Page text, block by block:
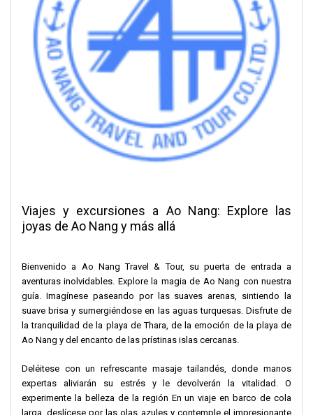
Viajes y excursiones a Ao Nang: Explore las
joyas de Ao Nang y más allá
Bienvenido a Ao Nang Travel & Tour, su puerta de entrada a
aventuras inolvidables. Explore la magia de Ao Nang con nuestra
guía. Imagínese paseando por las suaves arenas, sintiendo la
suave brisa y sumergiéndose en las aguas turquesas. Disfrute de
la tranquilidad de la playa de Thara, de la emoción de la playa de
Ao Nang y del encanto de las prístinas islas cercanas.
Deléitese con un refrescante masaje tailandés, donde manos
expertas aliviarán su estrés y le devolverán la vitalidad. O
experimente la belleza de la región En un viaje en barco de cola
larga, deslícese por las olas azules y contemple el impresionante